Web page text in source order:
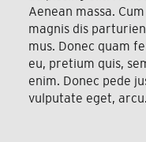
Aenean massa.
magnis dis
mus. Donec quam
eu, pretium quis,
enim. Donec pede
vulputate eget,